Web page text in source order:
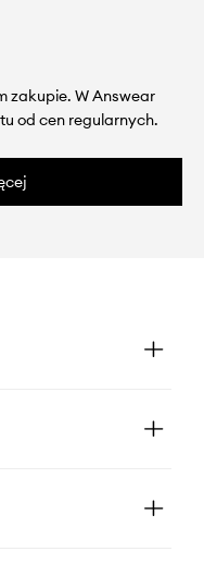
zakupie. W Answear
od cen regularnych.